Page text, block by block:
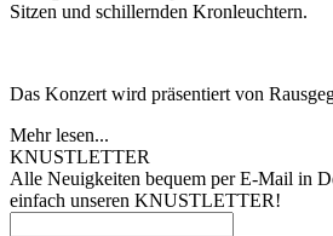
Sitzen und schillernden Kronleuchtern.
Das Konzert wird präsentiert von
Mehr lesen...
KNUSTLETTER
Alle Neuigkeiten bequem per E-Mail in
einfach unseren KNUSTLETTER!